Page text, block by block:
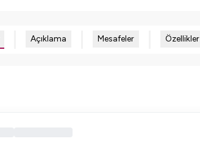
Açıklama Mesafeler Özellikler